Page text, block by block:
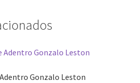
Gonzalo Leston